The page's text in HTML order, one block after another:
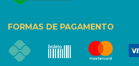
FORMAS DE PAGAMENTO